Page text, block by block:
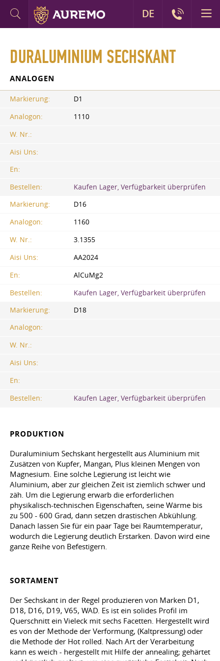
DURALUMINIUM SECHSKANT
ANALOGEN
Markierung:
D1
Analogon:
1110
W. Nr.:
Aisi Uns:
En:
Bestellen:
Kaufen Lager, Verfügbarkeit überprüfen
Markierung:
D16
Analogon:
1160
W. Nr.:
3.1355
Aisi Uns:
AA2024
En:
AlCuMg2
Bestellen:
Kaufen Lager, Verfügbarkeit überprüfen
Markierung:
D18
Analogon:
W. Nr.:
Aisi Uns:
En:
Bestellen:
Kaufen Lager, Verfügbarkeit überprüfen
PRODUKTION
Duraluminium Sechskant hergestellt aus Aluminium mit
Zusätzen von Kupfer, Mangan, Plus kleinen Mengen von
Magnesium. Eine solche Legierung ist leicht wie
Aluminium, aber zur gleichen Zeit ist ziemlich schwer und
zäh. Um die Legierung erwarb die erforderlichen
physikalisch-technischen Eigenschaften, seine Wärme bis
zu 500 - 600 Grad, dann setzen drastischen Abkühlung.
Danach lassen Sie für ein paar Tage bei Raumtemperatur,
wodurch die Legierung deutlich Erstarken. Davon wird eine
ganze Reihe von Befestigern.
SORTAMENT
Der Sechskant in der Regel produzieren von Marken D1,
D18, D16, D19, V65, WAD. Es ist ein solides Profil im
Querschnitt ein Vieleck mit sechs Facetten. Hergestellt wird
es von der Methode der Verformung, (Kaltpressung) oder
die Methode der Hot rolled. Nach Art der Verarbeitung
kann es weich - hergestellt mit Hilfe der annealing; gehärtet
DE